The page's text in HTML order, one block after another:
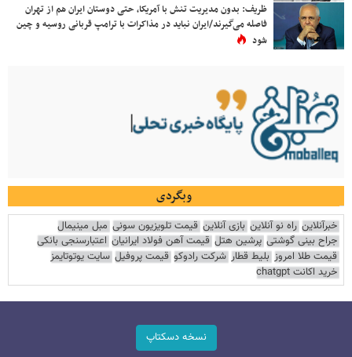
ظریف: بدون مدیریت تنش با آمریکا، حتی دوستان ایران هم از تهران
فاصله می‌گیرند/ایران نباید در مذاکرات با ترامپ قربانی روسیه و چین
شود
وبگردی
خبرآنلاین راه نو آنلاین بازی آنلاین قیمت تلویزیون سونی مبل مینیمال
جراح بینی گوشتی پرشین هتل قیمت آهن فولاد ایرانیان اعتبارسنجی بانکی
قیمت طلا امروز بلیط قطار شرکت رادوکو قیمت پروفیل سایت یوتوتایمز
خرید اکانت chatgpt
نسخه دسکتاپ